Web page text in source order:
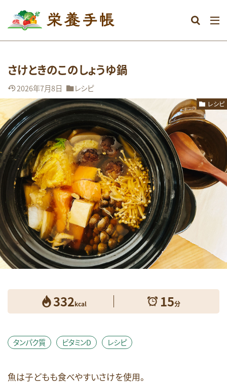
さけときのこのしょうゆ鍋
2026年7月8日 レシピ
レシピ
332kcal 15分
タンパク質 ビタミンD レシピ
魚は子どもも食べやすいさけを使用。
カテゴリー
タグ
DHA おなか
めまい
アミノ酸
アレルギー
エネルギー
オメガ3系脂肪酸
グルテンフリー
ストレス
タンパク質
ダイエット
ビタミン
ビタミンA
ビタミンB群
ビタミンC
ビタミンD
ビタミンE
マグネシウム
ミネラル
メンタル
レシピ 亜鉛
体調不良
健康維持
免疫 女性のお悩み
妊娠期
必須脂肪酸
成長期 抗酸化
朝食
栄養素コラム
消化しやすい
生活習慣病
糖質オフ
美容 肥満・メタボ
脳
足のつり
運動 鉄